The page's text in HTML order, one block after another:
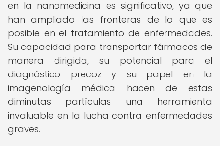
en la nanomedicina es significativo, ya que
han ampliado las fronteras de lo que es
posible en el tratamiento de enfermedades.
Su capacidad para transportar fármacos de
manera dirigida, su potencial para el
diagnóstico precoz y su papel en la
imagenología médica hacen de estas
diminutas partículas una herramienta
invaluable en la lucha contra enfermedades
graves.